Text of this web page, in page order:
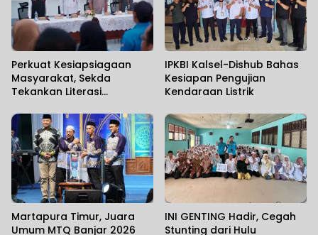
Perkuat Kesiapsiagaan
Masyarakat, Sekda
Tekankan Literasi
IPKBI Kalsel-Dishub Bahas
Kesiapan Pengujian
Kendaraan Listrik
Martapura Timur, Juara
Umum MTQ Banjar 2026
INI GENTING Hadir, Cegah
Stunting dari Hulu